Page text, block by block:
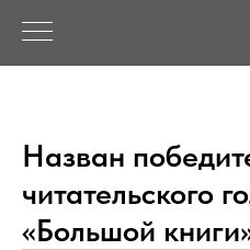
Назван
читательского
«Большой